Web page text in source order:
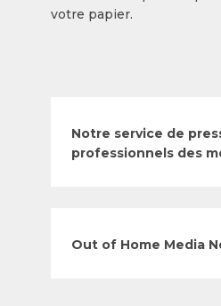
votre papier.
Notre service de
professionnels des
Out of Home Media